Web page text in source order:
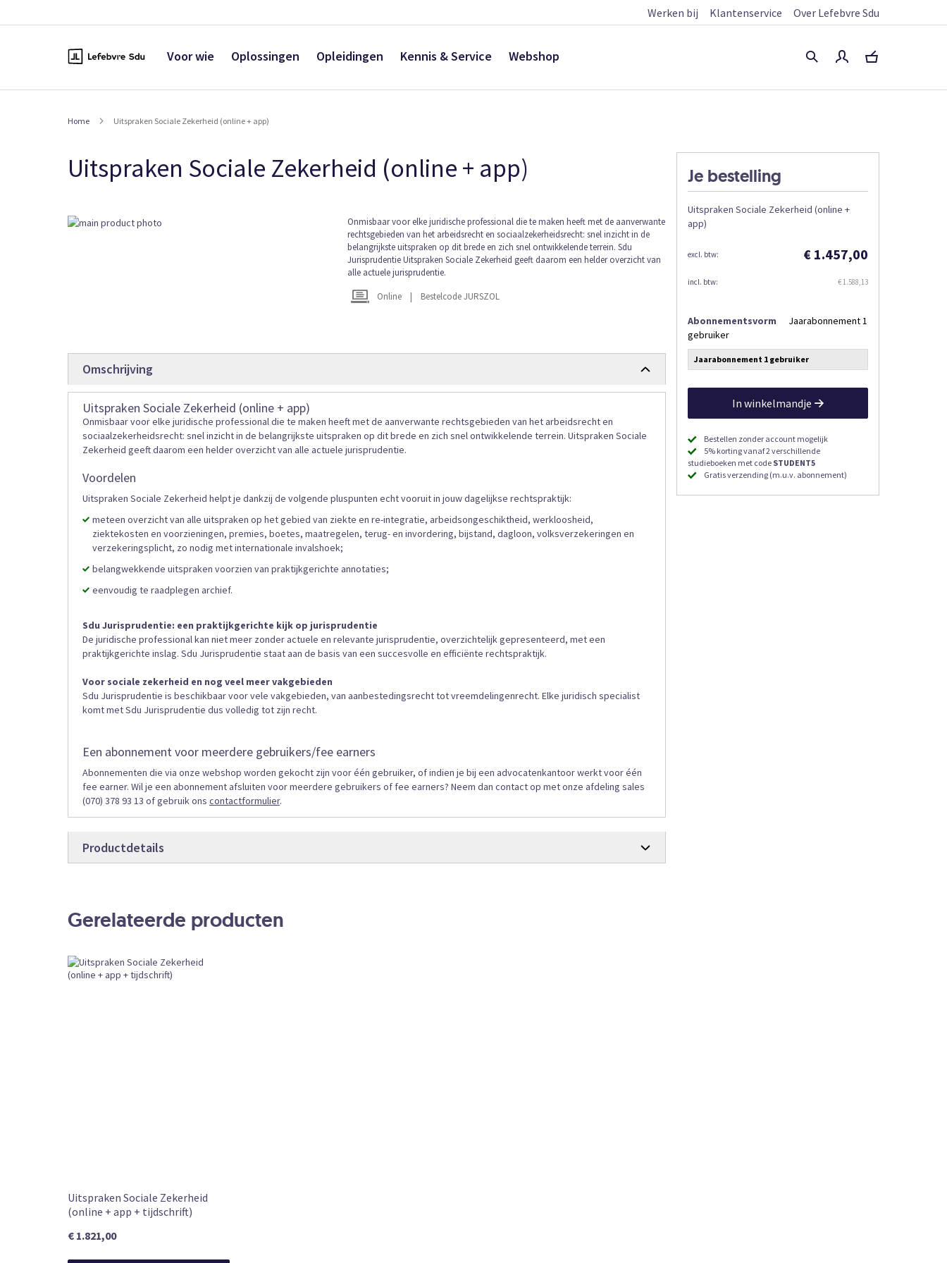
Werken bij Klantenservice Over Lefebvre Sdu
Voor wie Oplossingen Opleidingen Kennis & Service Webshop
Home Uitspraken Sociale Zekerheid (online + app)
Uitspraken Sociale Zekerheid (online + app) Je bestelling
Uitspraken Sociale Zekerheid (online +
app)
€ 1.457,00
€ 1.588,13
Abonnementsvorm
Jaarabonnement 1
gebruiker
Jaarabonnement 1 gebruiker
In winkelmandje
Bestellen zonder account mogelijk
5% korting vanaf 2 verschillende
studieboeken met code STUDENT5
Gratis verzending (m.u.v. abonnement)
Ga
Online | Bestelcode JURSZOL
Ga
naar
het
begin
van
afbeeldingen-
Onmisbaar voor elke juridische professional die te maken heeft met de aanverwante
rechtsgebieden van het arbeidsrecht en sociaalzekerheidsrecht: snel inzicht in de
belangrijkste uitspraken op dit brede en zich snel ontwikkelende terrein. Sdu
Jurisprudentie Uitspraken Sociale Zekerheid geeft daarom een helder overzicht van
alle actuele jurisprudentie.
Omschrijving
Uitspraken Sociale Zekerheid (online + app)
Onmisbaar voor elke juridische professional die te maken heeft met de aanverwante rechtsgebieden van het arbeidsrecht en
sociaalzekerheidsrecht: snel inzicht in de belangrijkste uitspraken op dit brede en zich snel ontwikkelende terrein. Uitspraken Sociale
Zekerheid geeft daarom een helder overzicht van alle actuele jurisprudentie.
Voordelen
Uitspraken Sociale Zekerheid helpt je dankzij de volgende pluspunten echt vooruit in jouw dagelijkse rechtspraktijk:
meteen overzicht van alle uitspraken op het gebied van ziekte en re-integratie, arbeidsongeschiktheid, werkloosheid,
ziektekosten en voorzieningen, premies, boetes, maatregelen, terug- en invordering, bijstand, dagloon, volksverzekeringen en
verzekeringsplicht, zo nodig met internationale invalshoek;
belangwekkende uitspraken voorzien van praktijkgerichte annotaties;
eenvoudig te raadplegen archief.
Sdu Jurisprudentie: een praktijkgerichte kijk op jurisprudentie
De juridische professional kan niet meer zonder actuele en relevante jurisprudentie, overzichtelijk gepresenteerd, met een
praktijkgerichte inslag. Sdu Jurisprudentie staat aan de basis van een succesvolle en efficiënte rechtspraktijk.
Voor sociale zekerheid en nog veel meer vakgebieden
Sdu Jurisprudentie is beschikbaar voor vele vakgebieden, van aanbestedingsrecht tot vreemdelingenrecht. Elke juridisch specialist
komt met Sdu Jurisprudentie dus volledig tot zijn recht.
Een abonnement voor meerdere gebruikers/fee earners
Abonnementen die via onze webshop worden gekocht zijn voor één gebruiker, of indien je bij een advocatenkantoor werkt voor één
fee earner. Wil je een abonnement afsluiten voor meerdere gebruikers of fee earners? Neem dan contact op met onze afdeling sales
(070) 378 93 13 of gebruik ons contactformulier.
Productdetails
Producttype Online
External URL CKEDITOR
Gerelateerde producten
Uitspraken Sociale Zekerheid
(online + app + tijdschrift)
€ 1.821,00